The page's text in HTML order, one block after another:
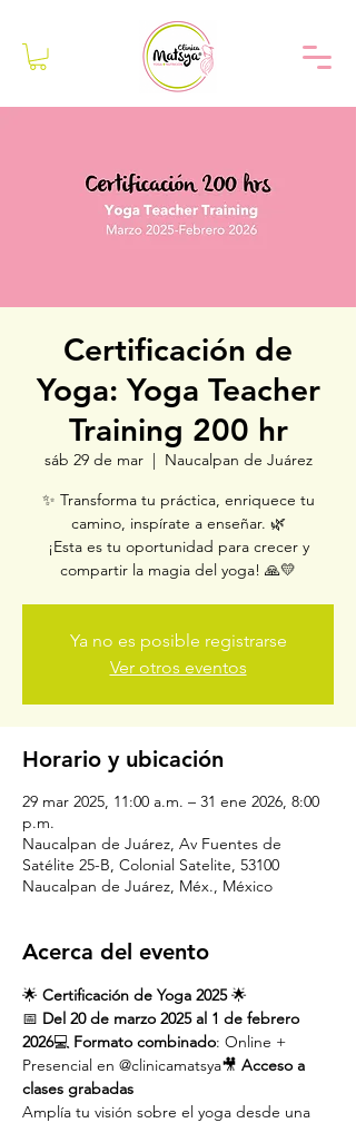
Certificación de
Yoga: Yoga Teacher
Training 200 hr
sáb 29 de mar
  |
Naucalpan de Juárez
✨ Transforma tu práctica, enriquece tu
camino, inspírate a enseñar. 🌿
¡Esta es tu oportunidad para crecer y
compartir la magia del yoga! 🙏💛
Ya no es posible registrarse
Ver otros eventos
Horario y ubicación
29 mar 2025, 11:00 a.m. – 31 ene 2026, 8:00
p.m.
Naucalpan de Juárez, Av Fuentes de
Satélite 25-B, Colonial Satelite, 53100
Naucalpan de Juárez, Méx., México
Acerca del evento
🌟 Certificación de Yoga 2025 🌟
📅 Del 20 de marzo 2025 al 1 de febrero
2026💻 Formato combinado: Online +
Presencial en @clinicamatsya🎥 Acceso a
clases grabadas
Amplía tu visión sobre el yoga desde una